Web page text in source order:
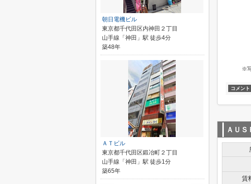
※
コメント
ＡＵＳ
賃
朝日電機ビル
東京都千代田区内神田２丁目
山手線「神田」駅 徒歩4分
築48年
ＡＴビル
東京都千代田区鍛冶町２丁目
山手線「神田」駅 徒歩1分
築65年